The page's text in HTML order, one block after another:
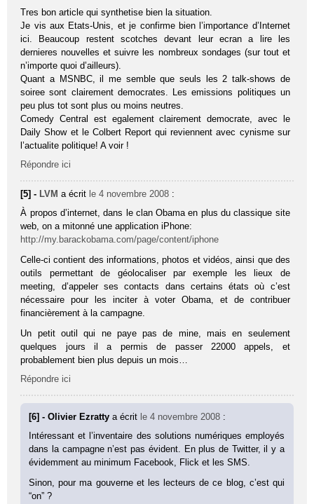
Tres bon article qui synthetise bien la situation.
Je vis aux Etats-Unis, et je confirme bien l’importance d’Internet
ici. Beaucoup restent scotches devant leur ecran a lire les
dernieres nouvelles et suivre les nombreux sondages (sur tout et
n’importe quoi d’ailleurs).
Quant a MSNBC, il me semble que seuls les 2 talk-shows de
soiree sont clairement democrates. Les emissions politiques un
peu plus tot sont plus ou moins neutres.
Comedy Central est egalement clairement democrate, avec le
Daily Show et le Colbert Report qui reviennent avec cynisme sur
l’actualite politique! A voir !
Répondre ici
[5] - LVM a écrit le 4 novembre 2008 :
À propos d’internet, dans le clan Obama en plus du classique site
web, on a mitonné une application iPhone:
http://my.barackobama.com/page/content/iphone
Celle-ci contient des informations, photos et vidéos, ainsi que des
outils permettant de géolocaliser par exemple les lieux de
meeting, d’appeler ses contacts dans certains états où c’est
nécessaire pour les inciter à voter Obama, et de contribuer
financièrement à la campagne.
Un petit outil qui ne paye pas de mine, mais en seulement
quelques jours il a permis de passer 22000 appels, et
probablement bien plus depuis un mois…
Répondre ici
[6] - Olivier Ezrattya écrit le 4 novembre 2008 :
Intéressant et l’inventaire des solutions numériques employés
dans la campagne n’est pas évident. En plus de Twitter, il y a
évidemment au minimum Facebook, Flick et les SMS.
Sinon, pour ma gouverne et les lecteurs de ce blog, c’est qui
“on” ?